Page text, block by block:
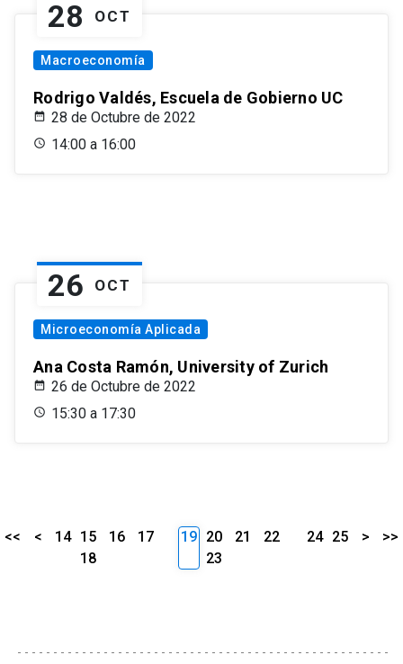
28 OCT
Macroeconomía
Rodrigo Valdés, Escuela de Gobierno UC
28 de Octubre de 2022
14:00 a 16:00
26 OCT
Microeconomía Aplicada
Ana Costa Ramón, University of Zurich
26 de Octubre de 2022
15:30 a 17:30
<< < 14 15 16
17
18
19 20 21
22
23
24 25 > >>